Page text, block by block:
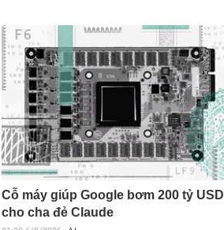
Cỗ máy giúp Google bơm 200 tỷ USD
cho cha đẻ Claude